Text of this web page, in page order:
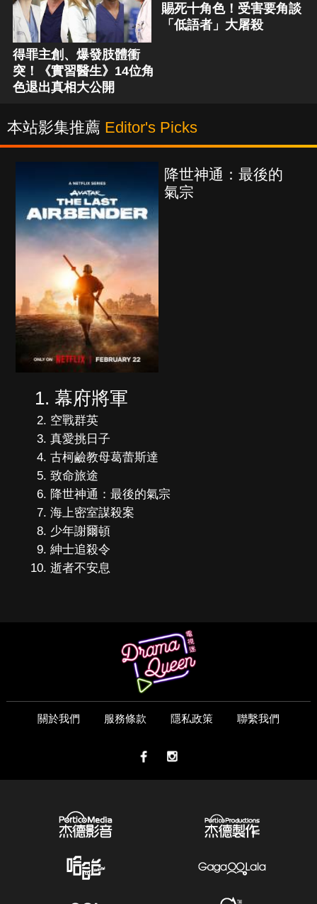
得罪主創、爆發肢體衝
突！《實習醫生》14位角
色退出真相大公開
賜死十角色！受害要角談
「低語者」大屠殺
本站影集推薦 Editor's Picks
海上密室謀
幕府將軍
空戰群英
真愛挑日子
古柯鹼教母葛蕾斯達
致命旅途
降世神通：最後的氣宗
海上密室謀殺案
少年謝爾頓
紳士追殺令
逝者不安息
關於我們 服務條款 隱私政策 聯繫我們